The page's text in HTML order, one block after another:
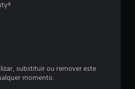
l
substituir ou remover este
momento.